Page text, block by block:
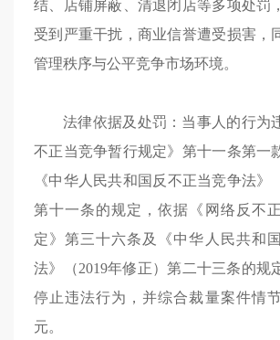
结、店铺屏蔽、清退闭店等多项处罚
受到严重干扰，商业信誉遭受损害，
管理秩序与公平竞争市场环境。
法律依据及处罚：当事人的行为
不正当竞争暂行规定》第十一条第一
《中华人民共和国反不正当竞争法》
第十一条的规定，依据《网络反不
定》第三十六条及《中华人民共和
法》（2019年修正）第二十三条的规
停止违法行为，并综合裁量案件情
元。